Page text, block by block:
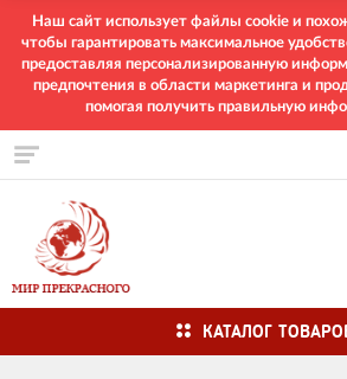
Наш сайт использует файлы cookie и
чтобы гарантировать максимальное
предоставляя персонализированную
предпочтения в области маркетинга и
помогая получить правильную
КАТАЛОГ